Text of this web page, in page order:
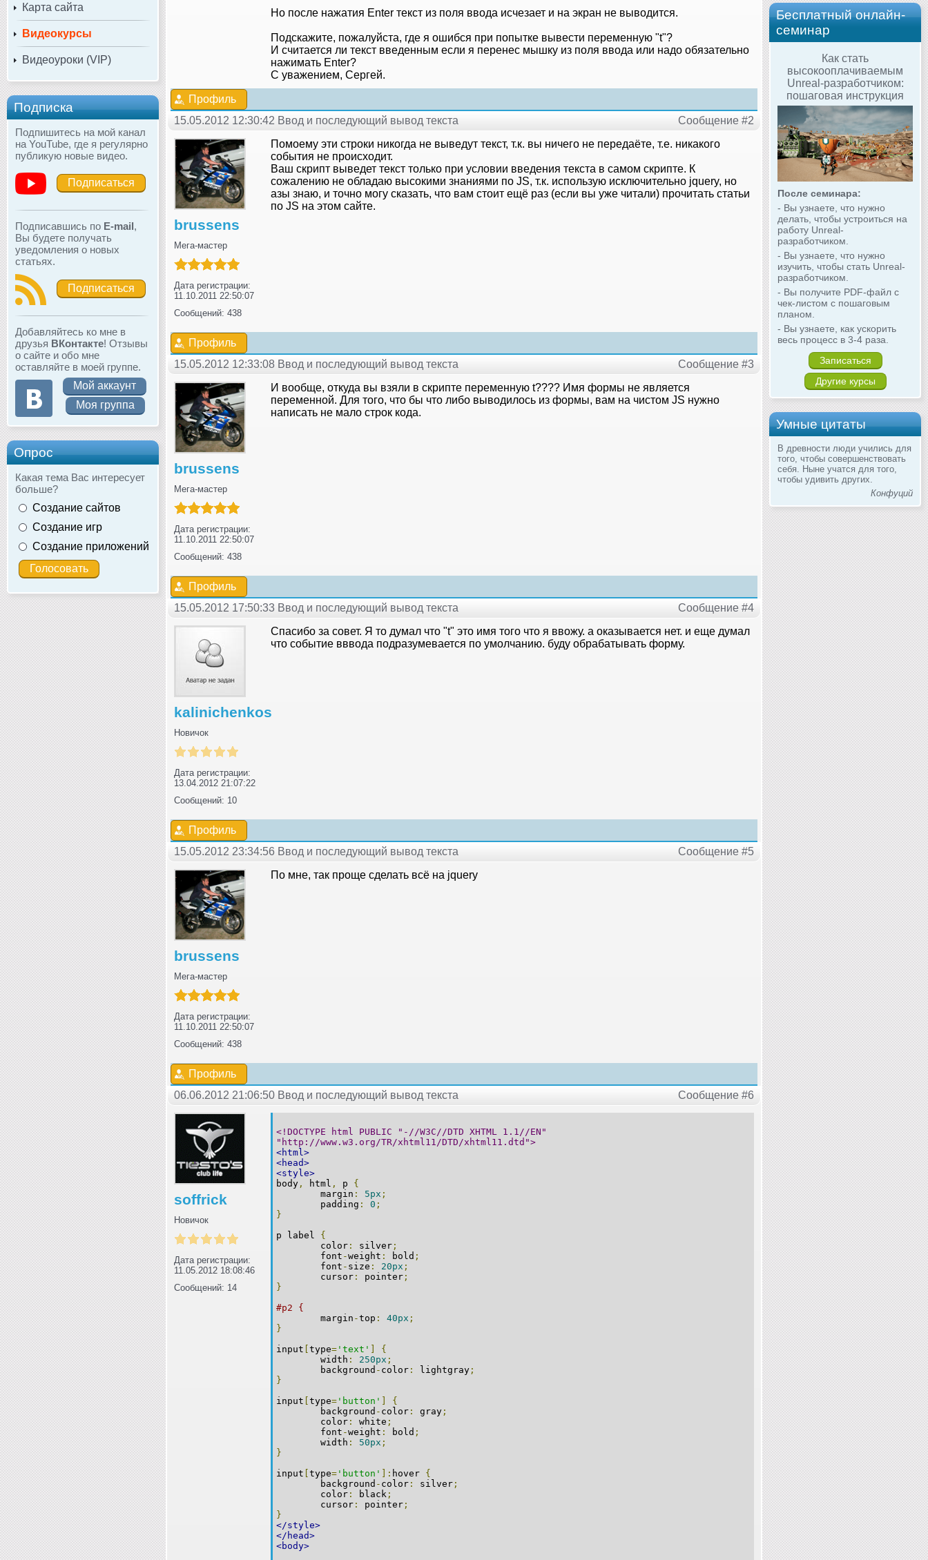
Карта сайта
Видеокурсы
Видеоуроки (VIP)
Подписка
Подпишитесь на мой канал
на YouTube, где я регулярно
публикую новые видео.
Подписаться
Подписавшись по E-mail,
Вы будете получать
уведомления о новых
статьях.
Подписаться
Добавляйтесь ко мне в
друзья ВКонтакте! Отзывы
о сайте и обо мне
оставляйте в моей группе.
Мой аккаунт
Моя группа
Опрос
Какая тема Вас интересует
больше?
Создание сайтов
Создание игр
Создание приложений
Бесплатный онлайн-
семинар
Как стать
высокооплачиваемым
Unreal-разработчиком:
пошаговая инструкция
После семинара:
- Вы узнаете, что нужно
делать, чтобы устроиться на
работу Unreal-
разработчиком.
- Вы узнаете, что нужно
изучить, чтобы стать Unreal-
разработчиком.
- Вы получите PDF-файл с
чек-листом с пошаговым
планом.
- Вы узнаете, как ускорить
весь процесс в 3-4 раза.
Записаться
Другие курсы
Умные цитаты
В древности люди учились для
того, чтобы совершенствовать
себя. Ныне учатся для того,
чтобы удивить других.
Конфуций
Но после нажатия Enter текст из поля ввода исчезает и на экран не выводится.
Подскажите, пожалуйста, где я ошибся при попытке вывести переменную "t"?
И считается ли текст введенным если я перенес мышку из поля ввода или надо обязательно
нажимать Enter?
С уважением, Сергей.
Профиль
15.05.2012 12:30:42 Ввод и последующий вывод текста
Сообщение #2
brussens
Мега-мастер
Дата регистрации:
11.10.2011 22:50:07
Сообщений: 438
Помоему эти строки никогда не выведут текст, т.к. вы ничего не передаёте, т.е. никакого
события не происходит.
Ваш скрипт выведет текст только при условии введения текста в самом скрипте. К
сожалению не обладаю высокими знаниями по JS, т.к. использую исключительно jquery, но
азы знаю, и точно могу сказать, что вам стоит ещё раз (если вы уже читали) прочитать статьи
по JS на этом сайте.
Профиль
15.05.2012 12:33:08 Ввод и последующий вывод текста
Сообщение #3
brussens
Мега-мастер
Дата регистрации:
11.10.2011 22:50:07
Сообщений: 438
И вообще, откуда вы взяли в скрипте переменную t???? Имя формы не является
переменной. Для того, что бы что либо выводилось из формы, вам на чистом JS нужно
написать не мало строк кода.
Профиль
15.05.2012 17:50:33 Ввод и последующий вывод текста
Сообщение #4
kalinichenkos
Новичок
Дата регистрации:
13.04.2012 21:07:22
Сообщений: 10
Спасибо за совет. Я то думал что "t" это имя того что я ввожу. а оказывается нет. и еще думал
что событие вввода подразумевается по умолчанию. буду обрабатывать форму.
Профиль
15.05.2012 23:34:56 Ввод и последующий вывод текста
Сообщение #5
brussens
Мега-мастер
Дата регистрации:
11.10.2011 22:50:07
Сообщений: 438
По мне, так проще сделать всё на jquery
Профиль
06.06.2012 21:06:50 Ввод и последующий вывод текста
Сообщение #6
soffrick
Новичок
Дата регистрации:
11.05.2012 18:08:46
Сообщений: 14
<!DOCTYPE html PUBLIC "-//W3C//DTD XHTML 1.1//EN"
"http://www.w3.org/TR/xhtml11/DTD/xhtml11.dtd">
<html>
<head>
<style>
body , html , p {
margin : 5px ;
padding : 0 ;
}
p label {
color : silver ;
font -weight : bold ;
font - size : 20px ;
cursor : pointer ;
}
#p2 {
margin -top : 40px ;
}
input type= 'text'
{
width : 250px ;
background - color : lightgray ;
}
input type= 'button'
{
background - color : gray ;
color : white ;
font -weight : bold ;
width : 50px ;
}
input type= 'button' ]: hover {
background - color : silver ;
color : black ;
cursor : pointer ;
}
</style>
</head>
<body>